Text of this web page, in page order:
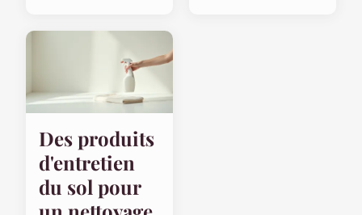
Des produits
d'entretien
du sol pour